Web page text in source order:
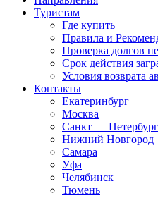
Туристам
Где купить
Правила и
Проверка долгов
Срок действия
Условия возврата
Контакты
Екатеринбург
Москва
Санкт — Петербург
Нижний Новгород
Самара
Уфа
Челябинск
Тюмень